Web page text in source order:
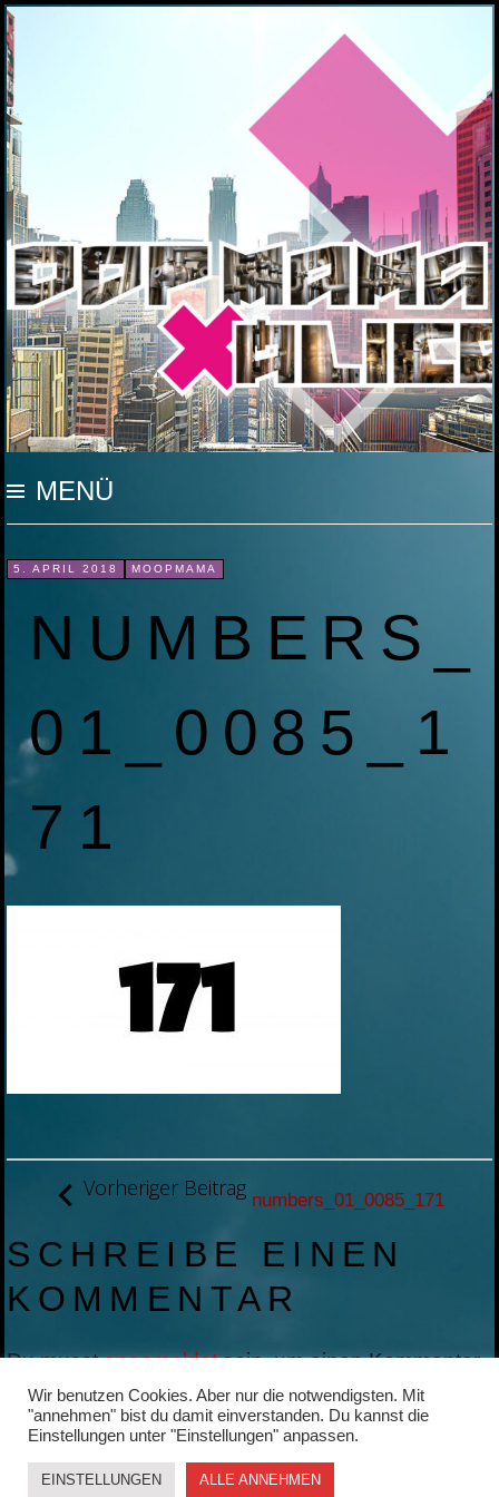
MOOP MAMA
MENÜ
INHALT
SPRINGEN
5. APRIL 2018 MOOPMAMA
NUMBERS_
01_0085_1
71
BEITRAGSNAVIGATION
Vorheriger Beitragnumbers_01_0085_171
SCHREIBE EINEN
KOMMENTAR
Du musstangemeldetsein, um einen Kommentar
abzugeben.
Wir benutzen Cookies. Aber nur die notwendigsten. Mit
"annehmen" bist du damit einverstanden. Du kannst die
Einstellungen unter "Einstellungen" anpassen.
EINSTELLUNGEN ALLE ANNEHMEN